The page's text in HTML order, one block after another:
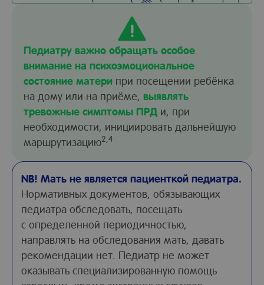
Педиатру важно обращать особое
внимание на психоэмоциональное
состояние матери при посещении ребёнка
на дому или на приёме, выявлять
тревожные симптомы ПРД и, при
необходимости, инициировать дальнейшую
маршрутизацию2,4
NB! Мать не является пациенткой педиатра.
Нормативных документов, обязывающих
педиатра обследовать, посещать
с определенной периодичностью,
направлять на обследования мать, давать
рекомендации нет. Педиатр не может
оказывать специализированную помощь